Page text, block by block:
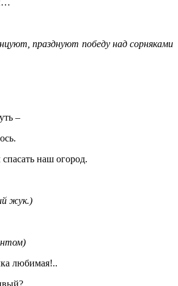
празднуют победу над сорняками
–
наш огород.
жук.)
любимая!..